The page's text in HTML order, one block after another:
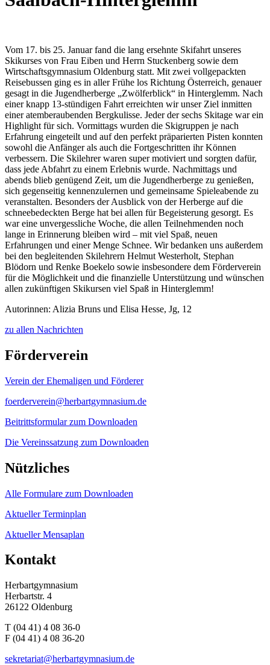
Vom 17. bis 25. Januar fand die lang ersehnte Skifahrt unseres
Skikurses von Frau Eiben und Herrn Stuckenberg sowie dem
Wirtschaftsgymnasium Oldenburg statt. Mit zwei vollgepackten
Reisebussen ging es in aller Frühe los Richtung Österreich, genauer
gesagt in die Jugendherberge „Zwölferblick“ in Hinterglemm. Nach
einer knapp 13-stündigen Fahrt erreichten wir unser Ziel inmitten
einer atemberaubenden Bergkulisse. Jeder der sechs Skitage war ein
Highlight für sich. Vormittags wurden die Skigruppen je nach
Erfahrung eingeteilt und auf den perfekt präparierten Pisten konnten
sowohl die Anfänger als auch die Fortgeschritten ihr Können
verbessern. Die Skilehrer waren super motiviert und sorgten dafür,
dass jede Abfahrt zu einem Erlebnis wurde. Nachmittags und
abends blieb genügend Zeit, um die Jugendherberge zu genießen,
sich gegenseitig kennenzulernen und gemeinsame Spieleabende zu
veranstalten. Besonders der Ausblick von der Herberge auf die
schneebedeckten Berge hat bei allen für Begeisterung gesorgt. Es
war eine unvergessliche Woche, die allen Teilnehmenden noch
lange in Erinnerung bleiben wird – mit viel Spaß, neuen
Erfahrungen und einer Menge Schnee. Wir bedanken uns außerdem
bei den begleitenden Skilehrern Helmut Westerholt, Stephan
Blödorn und Renke Boekelo sowie insbesondere dem Förderverein
für die Möglichkeit und die finanzielle Unterstützung und wünschen
allen zukünftigen Skikursen viel Spaß in Hinterglemm!
Autorinnen: Alizia Bruns und Elisa Hesse, Jg, 12
zu allen Nachrichten
Förderverein
Verein der Ehemaligen und Förderer
foerderverein@herbartgymnasium.de
Beitrittsformular zum Downloaden
Die Vereinssatzung zum Downloaden
Nützliches
Alle Formulare zum Downloaden
Aktueller Terminplan
Aktueller Mensaplan
Kontakt
Herbartgymnasium
Herbartstr. 4
26122 Oldenburg
T (04 41) 4 08 36-0
F (04 41) 4 08 36-20
sekretariat@herbartgymnasium.de